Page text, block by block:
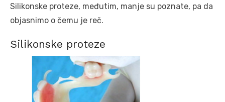
Silikonske proteze, međutim, manje su poznate, pa da
objasnimo o čemu je reč.
Silikonske proteze